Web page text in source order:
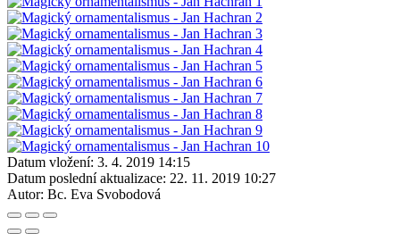
Datum vložení: 3. 4. 2019 14:15
Datum poslední aktualizace: 22. 11. 2019 10:27
Autor: Bc. Eva Svobodová